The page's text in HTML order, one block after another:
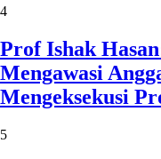
4
Prof Ishak
Mengawasi
Mengeksekusi
5